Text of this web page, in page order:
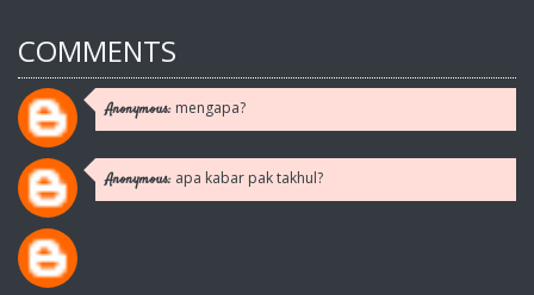
COMMENTS
Anonymous: mengapa?
Anonymous: apa kabar pak takhul?